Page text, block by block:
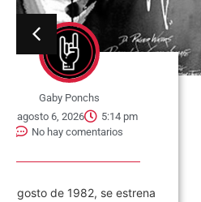
agosto 6, 2026
No hay comentarios
«EL TANO» ROMANO Antonio